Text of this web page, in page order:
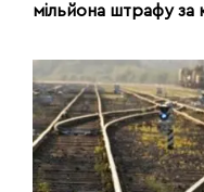
мільйона штрафу за